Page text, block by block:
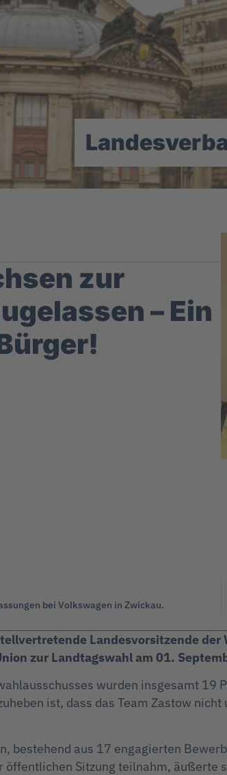
zur
– Ein
bei Volkswagen in Zwickau.
Landesvorsitzende
zur Landtagswahl am 01.
wurden insgesamt
ist, dass das Team Zastow
bestehend aus 17 engagierten
öffentlichen Sitzung teilnahm,